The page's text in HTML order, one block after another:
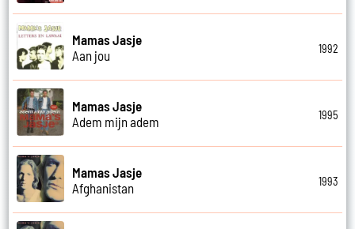
Mamas Jasje
Aan jou
1992
Mamas Jasje
Adem mijn adem
1995
Mamas Jasje
Afghanistan
1993